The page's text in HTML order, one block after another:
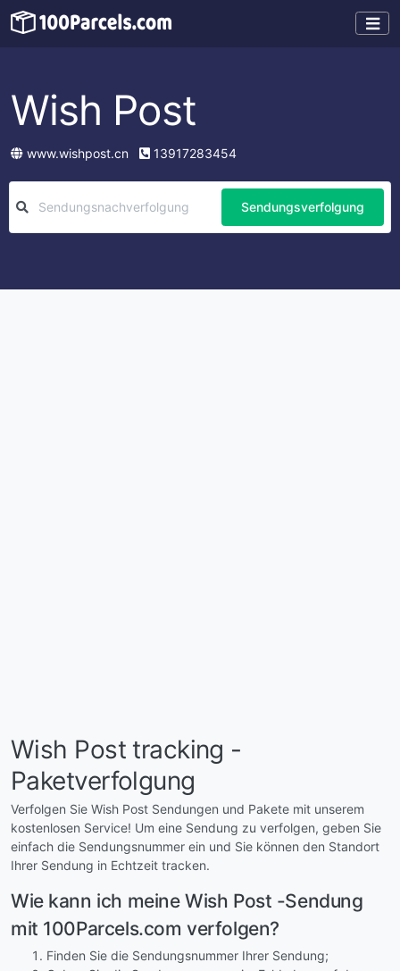
Wish Post
www.wishpost.cn 13917283454
Sendungsverfolgung
Wish Post tracking -
Paketverfolgung
Verfolgen Sie Wish Post Sendungen und Pakete mit unserem
kostenlosen Service! Um eine Sendung zu verfolgen, geben Sie
einfach die Sendungsnummer ein und Sie können den Standort
Ihrer Sendung in Echtzeit tracken.
Wie kann ich meine Wish Post -Sendung
mit 100Parcels.com verfolgen?
Finden Sie die Sendungsnummer Ihrer Sendung;